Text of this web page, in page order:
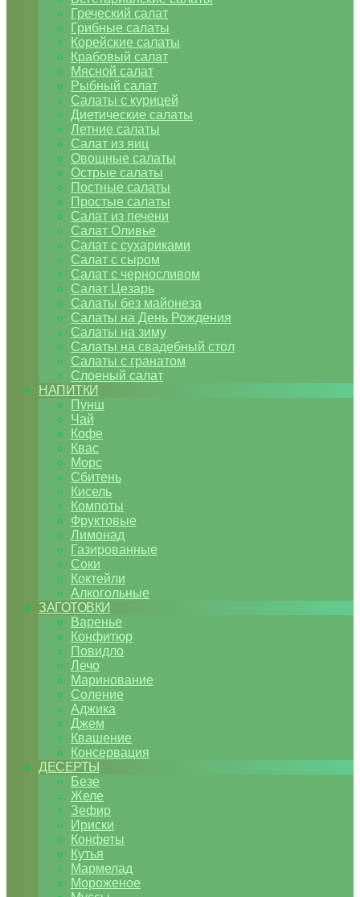
Греческий салат
Грибные салаты
Корейские салаты
Крабовый салат
Мясной салат
Рыбный салат
Салаты с курицей
Диетические салаты
Летние салаты
Салат из яиц
Овощные салаты
Острые салаты
Постные салаты
Простые салаты
Салат из печени
Салат Оливье
Салат с сухариками
Салат с сыром
Салат с черносливом
Салат Цезарь
Салаты без майонеза
Салаты на День Рождения
Салаты на зиму
Салаты на свадебный стол
Салаты с гранатом
Слоеный салат
НАПИТКИ
Пунш
Чай
Кофе
Квас
Морс
Сбитень
Кисель
Компоты
Фруктовые
Лимонад
Газированные
Соки
Коктейли
Алкогольные
ЗАГОТОВКИ
Варенье
Конфитюр
Повидло
Лечо
Маринование
Соление
Аджика
Джем
Квашение
Консервация
ДЕСЕРТЫ
Безе
Желе
Зефир
Ириски
Конфеты
Кутья
Мармелад
Мороженое